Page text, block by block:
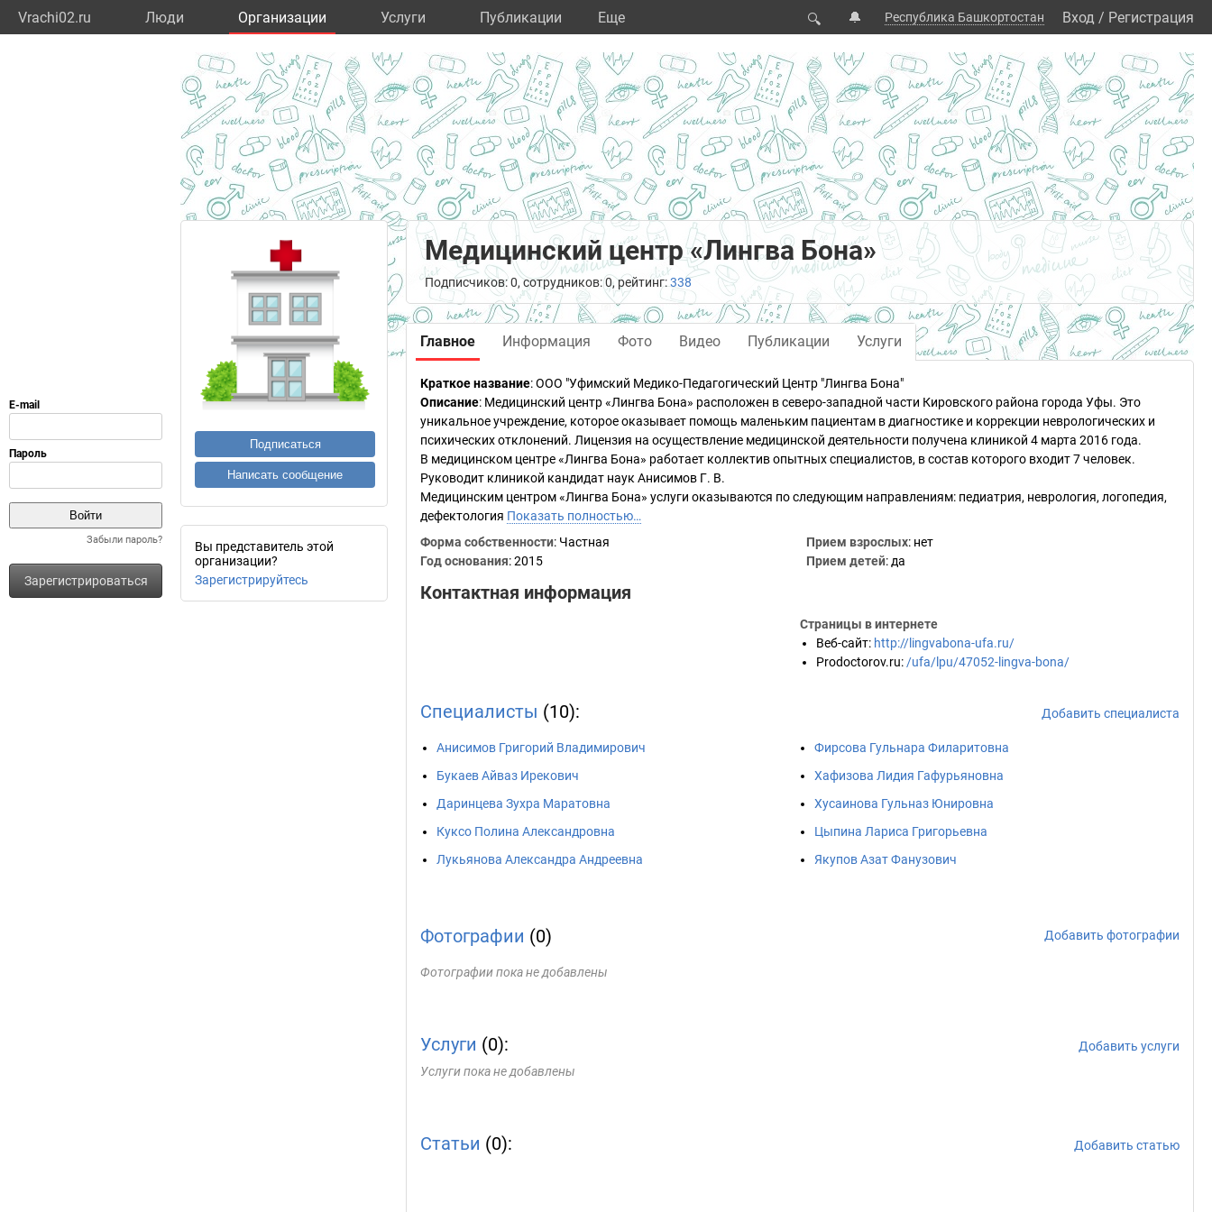
Vrachi02.ru Люди Организации Услуги Публикации Eще 🔍 🔔 Республика Башкортостан Вход / Регистрация
Забыли пароль?
Зарегистрироваться
Подписаться
Написать сообщение
Вы представитель этой
организации?
Зарегистрируйтесь
Медицинский центр «Лингва Бона»
Подписчиков: 0, сотрудников: 0, рейтинг:338
Главное Информация Фото Видео Публикации Услуги
Краткое название:ООО "Уфимский Медико-Педагогический Центр "Лингва Бона"
Описание: Медицинский центр «Лингва Бона» расположен в северо-западной части Кировского района города Уфы. Это
уникальное учреждение, которое оказывает помощь маленьким пациентам в диагностике и коррекции неврологических и
психических отклонений. Лицензия на осуществление медицинской деятельности получена клиникой 4 марта 2016 года.
В медицинском центре «Лингва Бона» работает коллектив опытных специалистов, в состав которого входит 7 человек.
Руководит клиникой кандидат наук Анисимов Г. В.
Медицинским центром «Лингва Бона» услуги оказываются по следующим направлениям: педиатрия, неврология, логопедия,
дефектология Показать полностью…
Форма собственности: Частная
Год основания:2015
Прием взрослых: нет
Прием детей: да
Контактная информация
Страницы в интернете
Веб-сайт: http://lingvabona-ufa.ru/
Prodoctorov.ru: /ufa/lpu/47052-lingva-bona/
Специалисты (10): Добавить специалиста
Анисимов Григорий Владимирович
Букаев Айваз Ирекович
Даринцева Зухра Маратовна
Куксо Полина Александровна
Лукьянова Александра Андреевна
Фирсова Гульнара Филаритовна
Хафизова Лидия Гафурьяновна
Хусаинова Гульназ Юнировна
Цыпина Лариса Григорьевна
Якупов Азат Фанузович
Фотографии (0) Добавить фотографии
Фотографии пока не добавлены
Услуги (0):
Добавить услуги
Услуги пока не добавлены
Статьи (0): Добавить статью